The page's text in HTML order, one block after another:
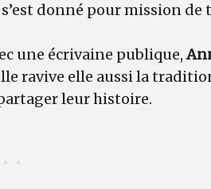
donné pour mission
une écrivaine publique,
ravive elle aussi la
leur histoire.